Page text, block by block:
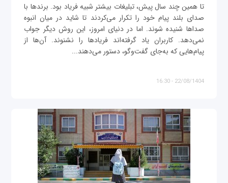
تا همین چند سال پیش، تبلیغات بیشتر شبیه فریاد بود. برندها با
صدای بلند پیام خود را تکرار می‌کردند تا شاید در میان انبوه
صداها شنیده شوند. اما در دنیای امروز، این روش دیگر جواب
نمی‌دهد. کاربران یاد گرفته‌اند فریادها را نشنوند. آن‌ها از
پیام‌هایی که به‌جای گفت‌وگو، دستور می‌دهند...
22/08/1404 - 16:30